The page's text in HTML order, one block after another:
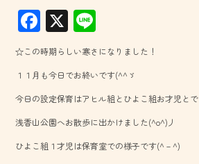
F
ac
e
b
o
ok
X
ne
☆この時期らしい寒さになりました！
１１月も今日でお終いです(^^ゞ
今日の設定保育はアヒル組とひよこ組お才児とで
浅香山公園へお散歩に出かけました(^o^)丿
ひよこ組１才児は保育室での様子です(^－^)